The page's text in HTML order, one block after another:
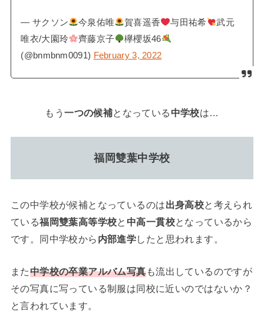
— サクソン 今泉佑唯 賀喜遥香 与田祐希
武元
唯衣/大園玲
齊藤京子
欅櫻坂46
(@bnmbnm0091) February 3, 2022
もう一つの候補となっている 中学校は…
福岡雙葉中学校
この中学校が候補となっているのは出身高校と考えられ
ている福岡雙葉高等学校と 中高一貫校となっているから
です。同中学校から 内部進学したと思われます。
また中学校の卒業アルバム写真も流出しているのですが
その写真に写っている制服は同校に近いのではないか？
と言われています。